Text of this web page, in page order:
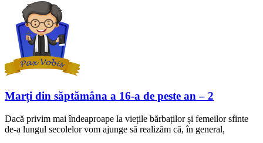
Marți din săptămâna a 16-a de peste an – 2
Dacă privim mai îndeaproape la viețile bărbaților și femeilor sfinte
de-a lungul secolelor vom ajunge să realizăm că, în general,